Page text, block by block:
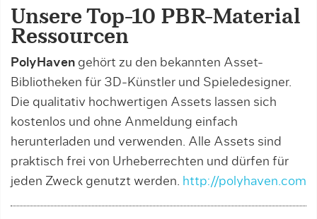
Unsere Top-10 PBR-Material
Ressourcen
PolyHaven gehört zu den bekannten Asset-
Bibliotheken für 3D-Künstler und Spieledesigner.
Die qualitativ hochwertigen Assets lassen sich
kostenlos und ohne Anmeldung einfach
herunterladen und verwenden. Alle Assets sind
praktisch frei von Urheberrechten und dürfen für
jeden Zweck genutzt werden. http://polyhaven.com